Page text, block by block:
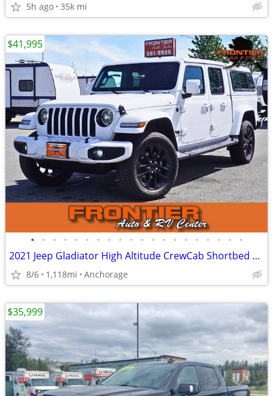
5h ago 35k mi
• • • • • • • • • • • • • • • • • • • •
2021 Jeep Gladiator High Altitude CrewCab Shortbed w/ Topper 4X4 1k MI
8/6 1,118mi Anchorage
$41,995
$35,999